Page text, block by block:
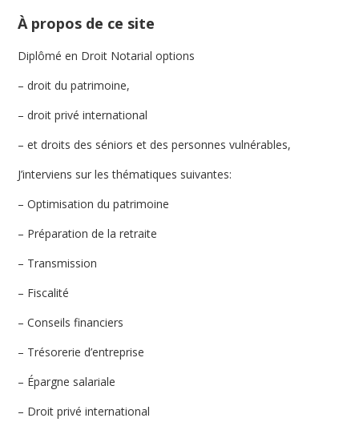
À propos de ce site
Diplômé en Droit Notarial options
– droit du patrimoine,
– droit privé international
– et droits des séniors et des personnes vulnérables,
J’interviens sur les thématiques suivantes:
– Optimisation du patrimoine
– Préparation de la retraite
– Transmission
– Fiscalité
– Conseils financiers
– Trésorerie d’entreprise
– Épargne salariale
– Droit privé international